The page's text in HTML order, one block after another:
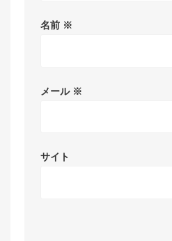
名前 ※
メール ※
サイト